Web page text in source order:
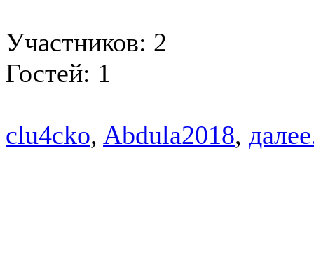
Участников: 2
Гостей: 1
clu4cko, Abdula2018,